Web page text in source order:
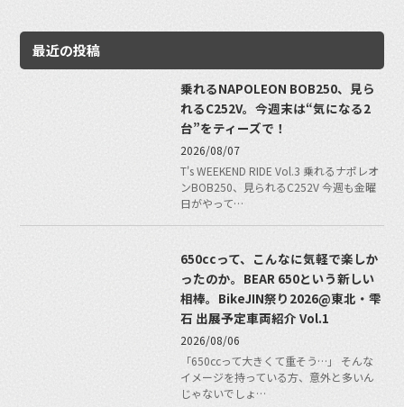
最近の投稿
乗れるNAPOLEON BOB250、見ら
れるC252V。今週末は“気になる2
台”をティーズで！
2026/08/07
T's WEEKEND RIDE Vol.3 乗れるナポレオ
ンBOB250、見られるC252V 今週も金曜
日がやって…
650ccって、こんなに気軽で楽しか
ったのか。BEAR 650という新しい
相棒。BikeJIN祭り2026@東北・雫
石 出展予定車両紹介 Vol.1
2026/08/06
「650ccって大きくて重そう…」 そんな
イメージを持っている方、意外と多いん
じゃないでしょ…